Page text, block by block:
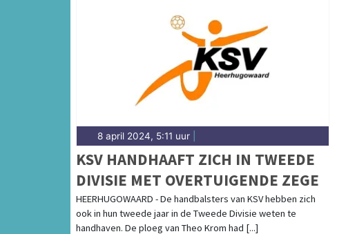
8 april 2024, 5:11 uur
KSV HANDHAAFT ZICH IN TWEEDE
DIVISIE MET OVERTUIGENDE ZEGE
HEERHUGOWAARD - De handbalsters van KSV hebben zich
ook in hun tweede jaar in de Tweede Divisie weten te
handhaven. De ploeg van Theo Krom had [...]